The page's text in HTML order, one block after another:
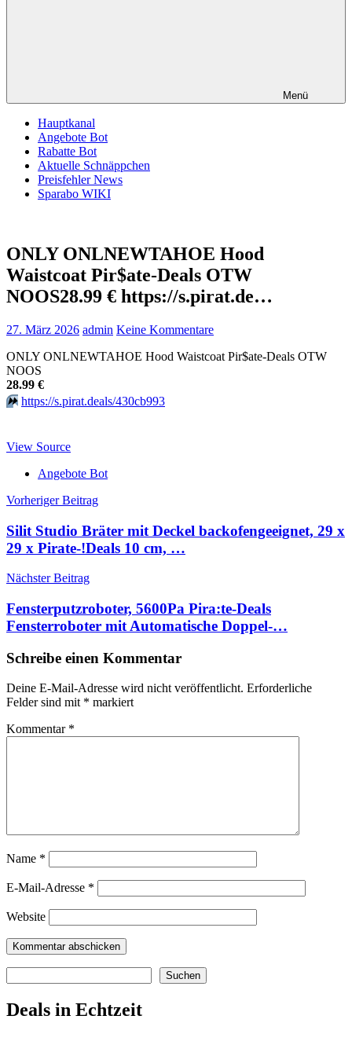
Menü
Hauptkanal
Angebote Bot
Rabatte Bot
Aktuelle Schnäppchen
Preisfehler News
Sparabo WIKI
ONLY ONLNEWTAHOE Hood
Waistcoat Pir$ate-Deals OTW
NOOS28.99 € https://s.pirat.de…
27. März 2026 admin Keine Kommentare
ONLY ONLNEWTAHOE Hood Waistcoat Pir$ate-Deals OTW
NOOS
28.99 €
⏩️ https://s.pirat.deals/430cb993
View Source
Angebote Bot
Beitragsnavigation
Vorheriger Beitrag
Silit Studio Bräter mit Deckel backofengeeignet, 29 x
29 x Pirate-!Deals 10 cm, …
Nächster Beitrag
Fensterputzroboter, 5600Pa Pira:te-Deals
Fensterroboter mit Automatische Doppel-…
Schreibe einen Kommentar
Deine E-Mail-Adresse wird nicht veröffentlicht. Erforderliche
Felder sind mit * markiert
Kommentar *
Name *
E-Mail-Adresse *
Website
Suchen
Deals in Echtzeit